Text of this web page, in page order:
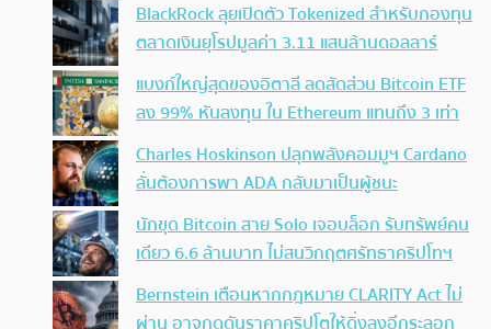
BlackRock ลุยเปิดตัว Tokenized สำหรับกองทุน
ตลาดเงินยุโรปมูลค่า 3.11 แสนล้านดอลลาร์
แบงก์ใหญ่สุดของอิตาลี ลดสัดส่วน Bitcoin ETF
ลง 99% หันลงทุน ใน Ethereum แทนถึง 3 เท่า
Charles Hoskinson ปลุกพลังคอมมูฯ Cardano
ลั่นต้องการพา ADA กลับมาเป็นผู้ชนะ
นักขุด Bitcoin สาย Solo เจอบล็อก รับทรัพย์คน
เดียว 6.6 ล้านบาท ไม่สนวิกฤตศรัทธาคริปโทฯ
Bernstein เตือนหากกฎหมาย CLARITY Act ไม่